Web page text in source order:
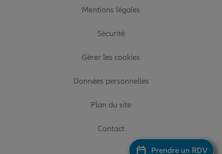
Prendre un RDV
Mentions légales
Sécurité
Gérer les cookies
Données personnelles
Plan du site
Contact